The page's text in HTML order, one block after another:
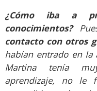
¿Cómo iba a
conocimientos?
contacto con otros
habían entrado en la
Martina tenía
aprendizaje, no le